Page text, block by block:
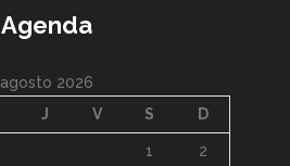
Agenda
agosto 2026
J V S D
1 2